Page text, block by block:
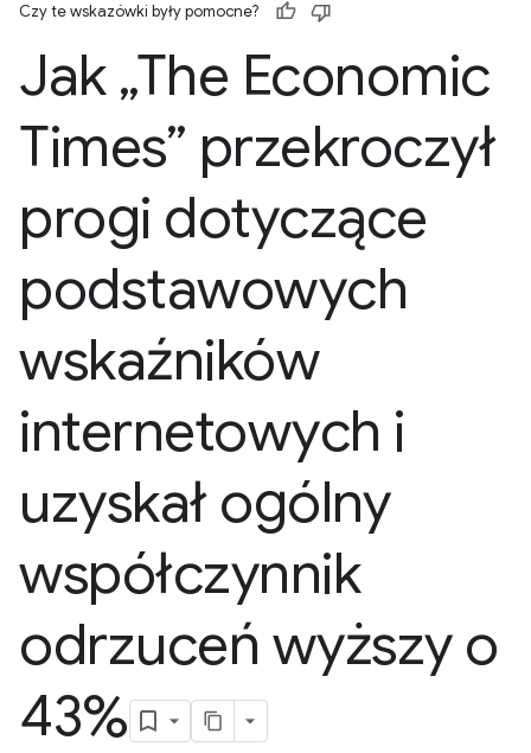
Czy te wskazówki były pomocne?
Jak „The Economic
Times” przekroczył
progi dotyczące
podstawowych
wskaźników
internetowych i
uzyskał ogólny
współczynnik
odrzuceń wyższy o
43%